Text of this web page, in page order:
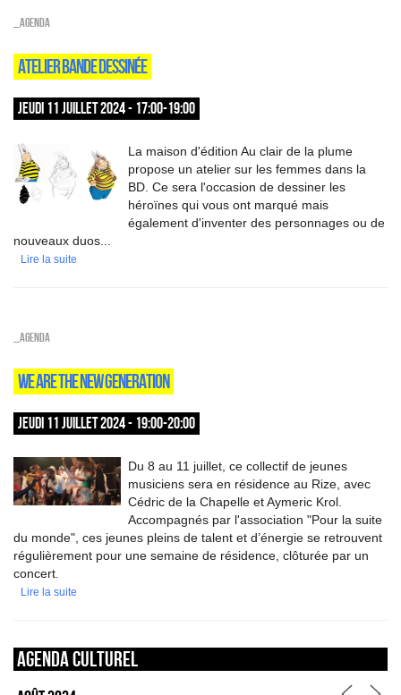
_Agenda
ATELIER BANDE DESSINÉE
JEUDI 11 JUILLET 2024 - 17:00-19:00
La maison d'édition Au clair de la plume
propose un atelier sur les femmes dans la
BD. Ce sera l'occasion de dessiner les
héroïnes qui vous ont marqué mais
également d'inventer des personnages ou de
nouveaux duos...
Lire la suite
_Agenda
WE ARE THE NEW GENERATION
JEUDI 11 JUILLET 2024 - 19:00-20:00
Du 8 au 11 juillet, ce collectif de jeunes
musiciens sera en résidence au Rize, avec
Cédric de la Chapelle et Aymeric Krol.
Accompagnés par l'association "Pour la suite
du monde", ces jeunes pleins de talent et d’énergie se retrouvent
régulièrement pour une semaine de résidence, clôturée par un
concert.
Lire la suite
Agenda culturel